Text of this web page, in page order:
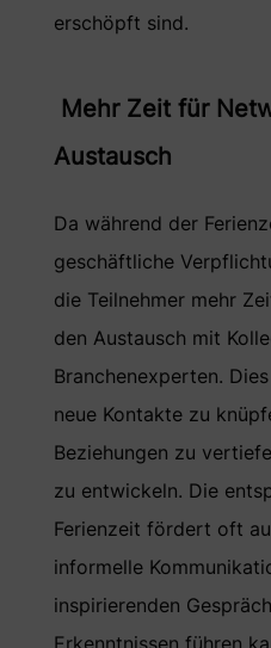
erschöpft sind.
Mehr Zeit für
Austausch
Da während der
geschäftliche
die Teilnehmer mehr
den Austausch mit
Branchenexperten.
neue Kontakte zu
Beziehungen zu
zu entwickeln. Die
Ferienzeit fördert oft
informelle
inspirierenden
Erkenntnissen führen